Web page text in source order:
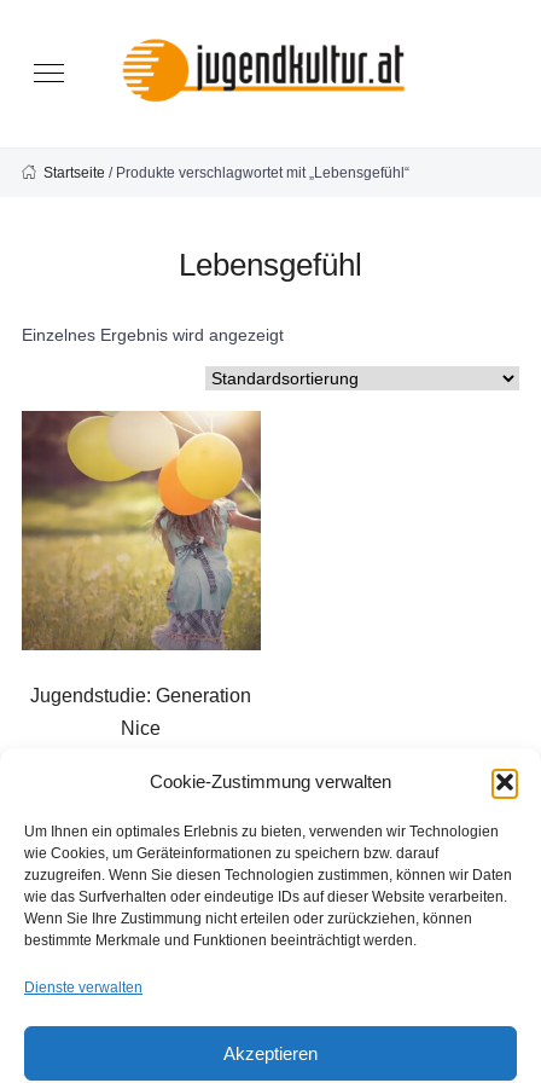
Cookie-Zustimmung verwalten
Um Ihnen ein optimales Erlebnis zu bieten, verwenden wir Technologien
wie Cookies, um Geräteinformationen zu speichern bzw. darauf
zuzugreifen. Wenn Sie diesen Technologien zustimmen, können wir Daten
wie das Surfverhalten oder eindeutige IDs auf dieser Website verarbeiten.
Wenn Sie Ihre Zustimmung nicht erteilen oder zurückziehen, können
bestimmte Merkmale und Funktionen beeinträchtigt werden.
Dienste verwalten
Akzeptieren
Startseite / Produkte verschlagwortet mit „Lebensgefühl“
Lebensgefühl
Einzelnes Ergebnis wird angezeigt
Jugendstudie: Generation
Nice
1.890,00
In den Warenkorb
Copyright © 2026 Institut für Jugendkulturforschung